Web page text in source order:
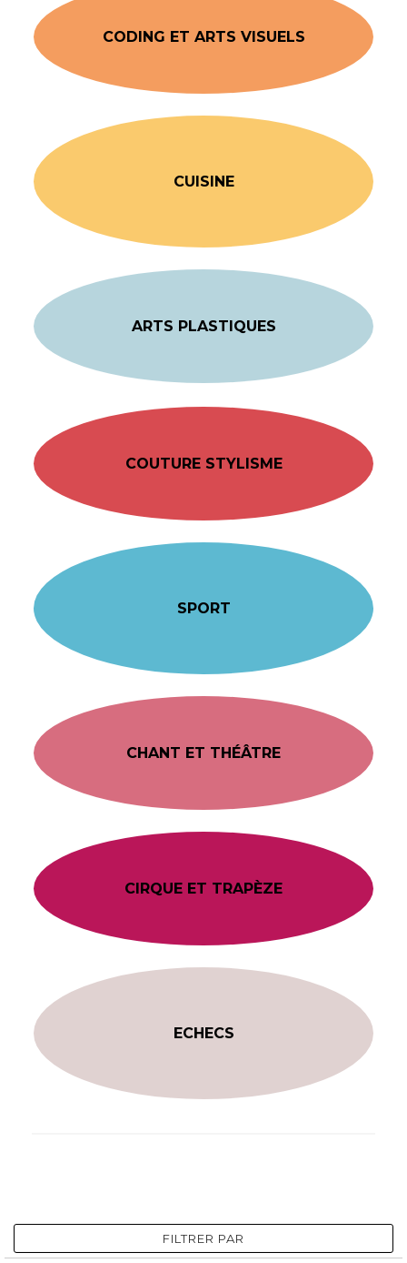
CODING ET ARTS VISUELS
CUISINE
ARTS PLASTIQUES
COUTURE STYLISME
SPORT
CHANT ET THÉÂTRE
CIRQUE ET TRAPÈZE
ECHECS
FILTRER PAR